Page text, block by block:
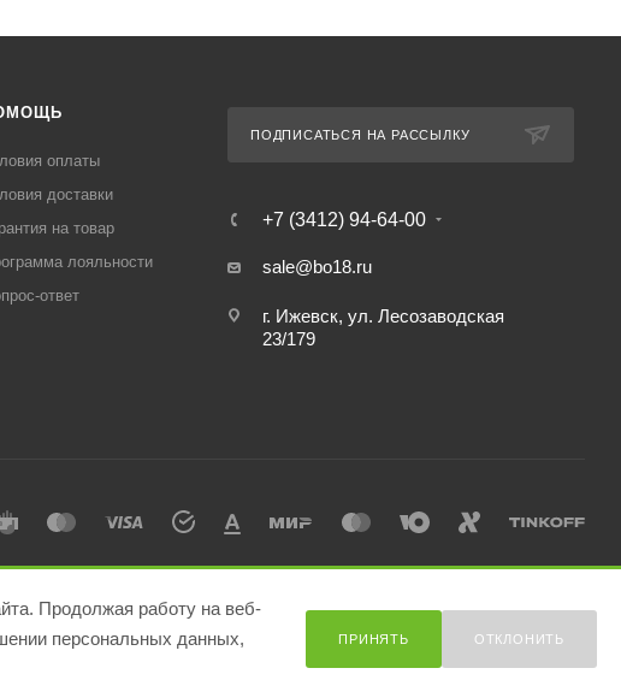
оплаты
доставки
на товар
лояльности
ответ
ПОДПИСАТЬСЯ НА РАССЫЛКУ
+7 (3412) 94-64-00
sale@bo18.ru
г. Ижевск, ул. Лесозаводская
23/179
Продолжая работу на веб-
персональных данных,
ПРИНЯТЬ ОТКЛОНИТЬ